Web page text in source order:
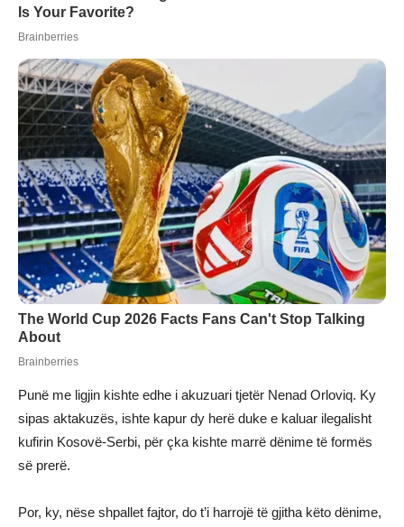
Punë me ligjin kishte edhe i akuzuari tjetër Nenad Orloviq. Ky
sipas aktakuzës, ishte kapur dy herë duke e kaluar ilegalisht
kufirin Kosovë-Serbi, për çka kishte marrë dënime të formës
së prerë.
Por, ky, nëse shpallet fajtor, do t’i harrojë të gjitha këto dënime,